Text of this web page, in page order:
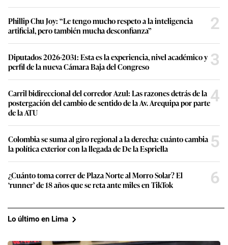
Phillip Chu Joy: “Le tengo mucho respeto a la inteligencia
artificial, pero también mucha desconfianza”
2
Diputados 2026-2031: Esta es la experiencia, nivel académico y
perfil de la nueva Cámara Baja del Congreso
3
Carril bidireccional del corredor Azul: Las razones detrás de la
postergación del cambio de sentido de la Av. Arequipa por parte
de la ATU
4
Colombia se suma al giro regional a la derecha: cuánto cambia
la política exterior con la llegada de De la Espriella
5
¿Cuánto toma correr de Plaza Norte al Morro Solar? El
‘runner’ de 18 años que se reta ante miles en TikTok
6
Lo último en Lima